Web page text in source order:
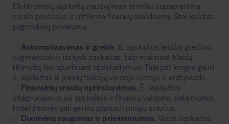
Elektroninių sąskaitų naudojimas ženkliai supaprastina
verslo procesus ir užtikrina finansų skaidrumą. Štai keletas
pagrindinių privalumų:
Automatizavimas ir greitis . E. sąskaitos leidžia greičiau
sugeneruoti ir išsiųsti sąskaitas, taip mažinant klaidų
tikimybę bei spartinant atsiskaitymus. Taip pat lengva gauti
e. sąskaitas iš įvairių tiekėjų vienoje vietoje ir archyvuoti.
Finansinių srautų optimizavimas . E. sąskaitos
integruojamos su apskaitos ir finansų valdymo sistemomis,
todėl įmonės gali geriau planuoti pinigų srautus.
Duomenų saugumas ir prieinamumas . Visos sąskaitos